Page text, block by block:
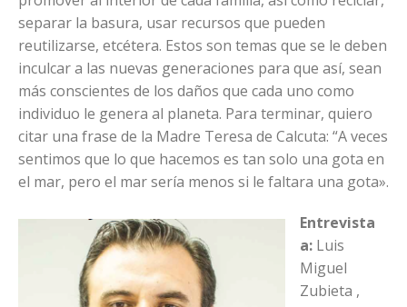
separar la basura, usar recursos que pueden
reutilizarse, etcétera. Estos son temas que se le deben
inculcar a las nuevas generaciones para que así, sean
más conscientes de los daños que cada uno como
individuo le genera al planeta. Para terminar, quiero
citar una frase de la Madre Teresa de Calcuta: “A veces
sentimos que lo que hacemos es tan solo una gota en
el mar, pero el mar sería menos si le faltara una gota».
Entrevista
a: Luis
Miguel
Zubieta ,